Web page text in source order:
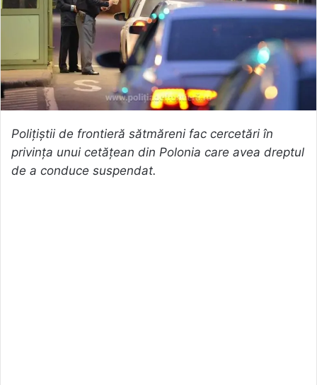
Poliţiştii de frontieră sătmăreni fac cercetări în
privinţa unui cetățean din Polonia care avea dreptul
de a conduce suspendat.